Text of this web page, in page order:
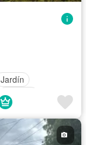
Jardín
Terraza